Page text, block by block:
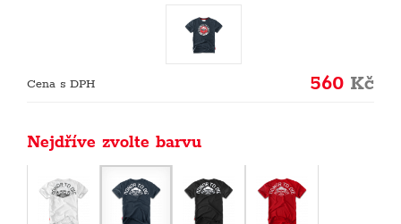
Cena s DPH 560 Kč
Nejdříve zvolte barvu